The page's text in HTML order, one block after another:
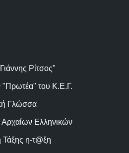
Ρίτσος"
"Πρωτέα" του Κ.Ε.Γ.
Γλώσσα
Αρχαίων Ελληνικών
Τάξης η-τ@ξη